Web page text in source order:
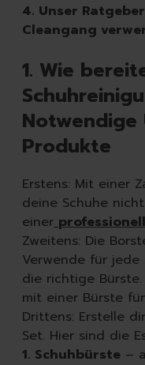
4. Unser
Cleangang
1. Wie
Notwendige
Produkte
Erstens: Mit einer
deine Schuhe
einer
Zweitens: Die
Verwende für
die richtige
mit einer Bürste
Drittens: Erstelle
Set. Hier sind die
1. Schuhbürste –